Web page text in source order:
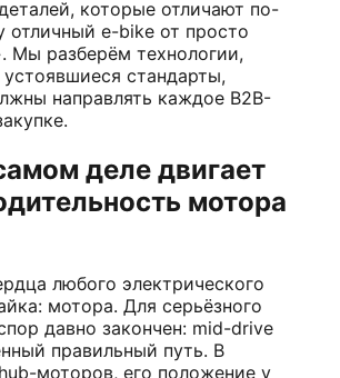
которые отличают по-
отличный e-bike от просто
Мы разберём технологии,
стандарты,
направлять каждое B2B-
деле двигает
мотора
любого электрического
мотора. Для серьёзного
давно закончен: mid-drive
правильный путь. В
моторов, его положение у